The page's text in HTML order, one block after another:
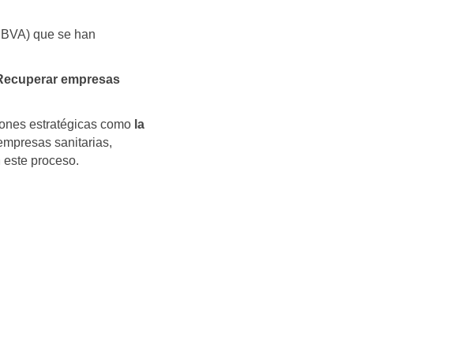
que se han
empresas
estratégicas como la
sanitarias,
proceso.